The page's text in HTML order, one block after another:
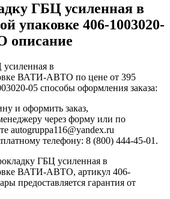
ГБЦ усиленная в
упаковке 406-1003020-
описание
в
ВАТИ-АВТО по цене от 395
05 способы оформления заказа:
и оформить заказ,
через форму или по
autogruppa116@yandex.ru
телефону: 8 (800) 444-45-01.
ГБЦ усиленная в
ВАТИ-АВТО, артикул 406-
предоставляется гарантия от